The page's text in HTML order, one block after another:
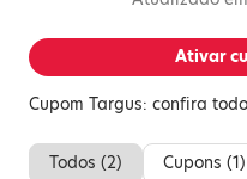
Ativar
Cupom Targus: confira
Todos (2) Cupons (1)